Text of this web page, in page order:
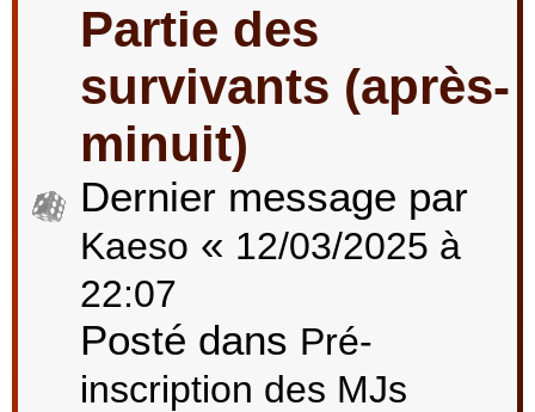
Partie des
survivants (après-
minuit)
Dernier message par
Kaeso « 12/03/2025 à
22:07
Posté dans Pré-
inscription des MJs